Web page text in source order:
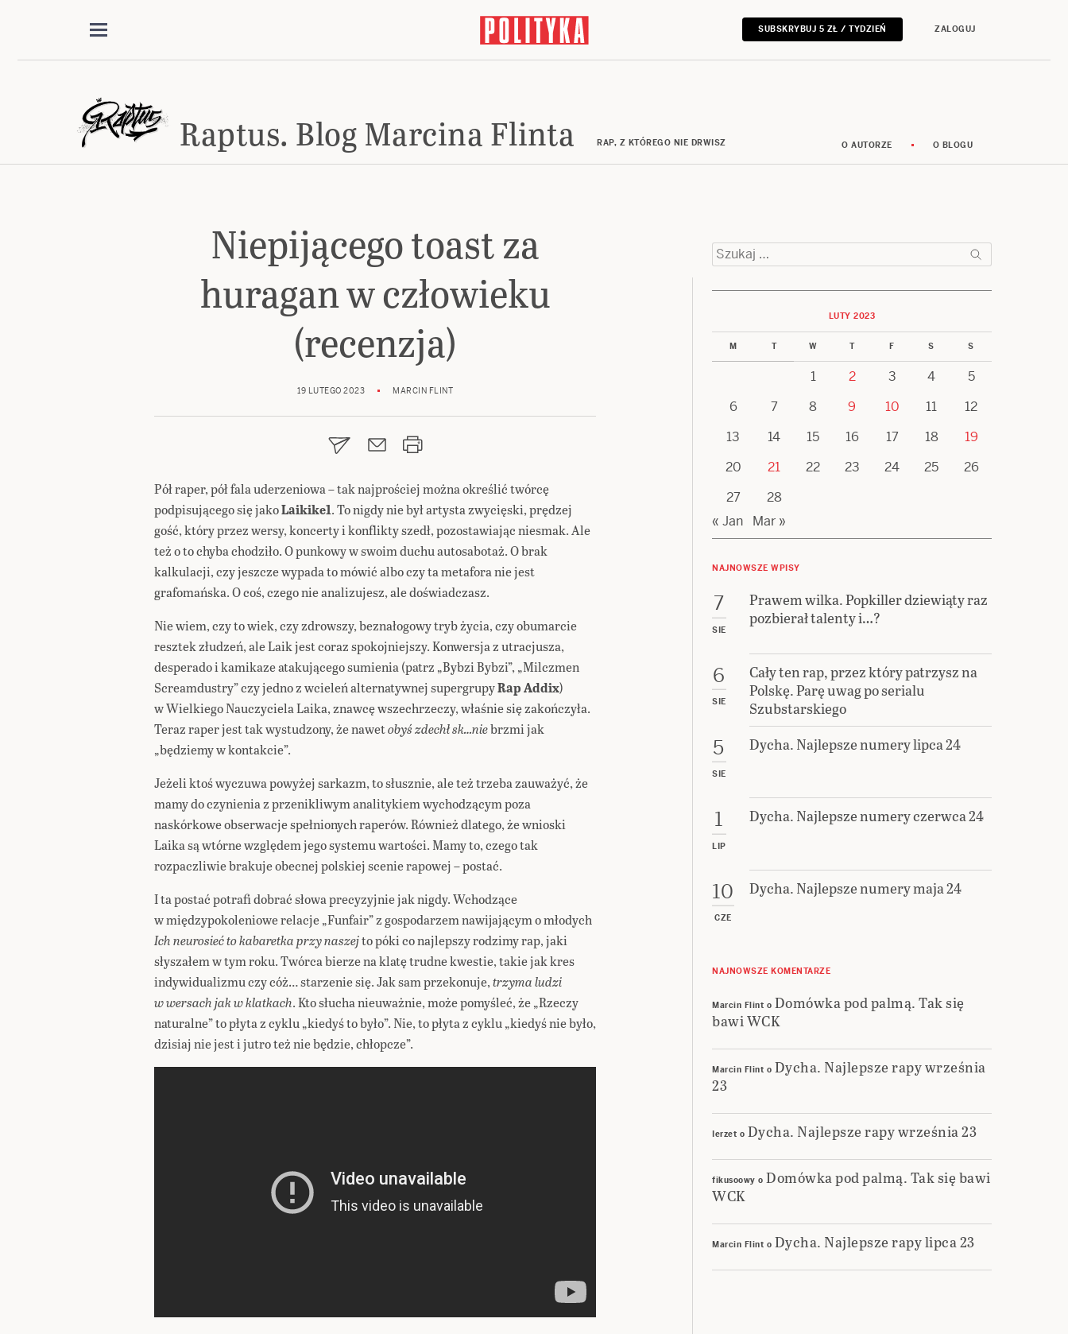
SUBSKRYBUJ 5 ZŁ / TYDZIEŃ ZALOGUJ
Raptus. Blog Marcina Flinta RAP, Z KTÓREGO NIE DRWISZ O AUTORZE O BLOGU
Niepijącego toast za
huragan w człowieku
(recenzja)
19 LUTEGO 2023 MARCIN FLINT
Pół raper, pół fala uderzeniowa – tak najprościej można określić twórcę
podpisującego się jakoLaikike1. To nigdy nie był artysta zwycięski, prędzej
gość, który przez wersy, koncerty i konflikty szedł, pozostawiając niesmak. Ale
też o to chyba chodziło. O punkowy w swoim duchu autosabotaż. O brak
kalkulacji, czy jeszcze wypada to mówić albo czy ta metafora nie jest
grafomańska. O coś, czego nie analizujesz, ale doświadczasz.
Nie wiem, czy to wiek, czy zdrowszy, beznałogowy tryb życia, czy obumarcie
resztek złudzeń, ale Laik jest coraz spokojniejszy. Konwersja z utracjusza,
desperado i kamikaze atakującego sumienia (patrz „Bybzi Bybzi”, „Milczmen
Screamdustry” czy jedno z wcieleń alternatywnej supergrupyRap Addix)
w Wielkiego Nauczyciela Laika, znawcę wszechrzeczy, właśnie się zakończyła.
Teraz raper jest tak wystudzony, że nawetobyś zdechł sk…niebrzmi jak
„będziemy w kontakcie”.
Jeżeli ktoś wyczuwa powyżej sarkazm, to słusznie, ale też trzeba zauważyć, że
mamy do czynienia z przenikliwym analitykiem wychodzącym poza
naskórkowe obserwacje spełnionych raperów. Również dlatego, że wnioski
Laika są wtórne względem jego systemu wartości. Mamy to, czego tak
rozpaczliwie brakuje obecnej polskiej scenie rapowej – postać.
I ta postać potrafi dobrać słowa precyzyjnie jak nigdy. Wchodzące
w międzypokoleniowe relacje „Funfair” z gospodarzem nawijającym o młodych
Ich neurosieć to kabaretka przy naszejto póki co najlepszy rodzimy rap, jaki
słyszałem w tym roku. Twórca bierze na klatę trudne kwestie, takie jak kres
indywidualizmu czy cóż… starzenie się. Jak sam przekonuje,trzyma ludzi
w wersach jak w klatkach. Kto słucha nieuważnie, może pomyśleć, że „Rzeczy
naturalne” to płyta z cyklu „kiedyś to było”. Nie, to płyta z cyklu „kiedyś nie było,
dzisiaj nie jest i jutro też nie będzie, chłopcze”.
Szukaj:
LUTY 2023
M T W T F S S
1 2 3 4
5
6
7 8 9 10 11
12
13
14 15 16 17 18
19
20
21 22 23 24 25
26
27
28
« Jan
Mar »
NAJNOWSZE WPISY
7
SIE
Prawem wilka. Popkiller dziewiąty raz
pozbierał talenty i…?
6
SIE
Cały ten rap, przez który patrzysz na
Polskę. Parę uwag po serialu
Szubstarskiego
5
SIE
Dycha. Najlepsze numery lipca 24
1
LIP
Dycha. Najlepsze numery czerwca 24
10
CZE
Dycha. Najlepsze numery maja 24
NAJNOWSZE KOMENTARZE
Marcin Flint o Domówka pod palmą. Tak się
bawi WCK
Marcin Flint o Dycha. Najlepsze rapy września
23
Ierzet o Dycha. Najlepsze rapy września 23
fikusoowy o Domówka pod palmą. Tak się bawi
WCK
Marcin Flint o Dycha. Najlepsze rapy lipca 23